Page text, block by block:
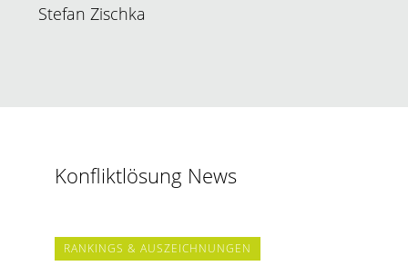
Stefan Zischka
Konfliktlösung News
RANKINGS & AUSZEICHNUNGEN